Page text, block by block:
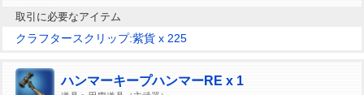
取引に必要なアイテム
クラフタースクリップ:紫貨 x 225
ハンマーキープハンマーRE x 1